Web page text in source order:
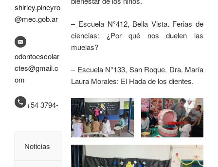
– Escuela N°412, Bella Vista. Ferias de
ciencias: ¿Por qué nos duelen las
muelas?
– Escuela N°133, San Roque. Dra. María
Laura Morales: El Hada de los dientes.
shirley.pineyro
@mec.gob.ar
odontoescolar
ctes@gmail.c
om
+54 3794-
Noticias